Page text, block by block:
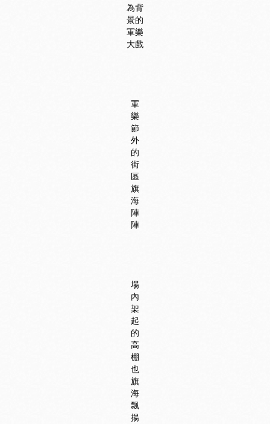
為背
景的
軍樂
大戲
軍
樂
節
外
的
街
區
旗
海
陣
陣
場
內
架
起
的
高
棚
也
旗
海
飄
揚